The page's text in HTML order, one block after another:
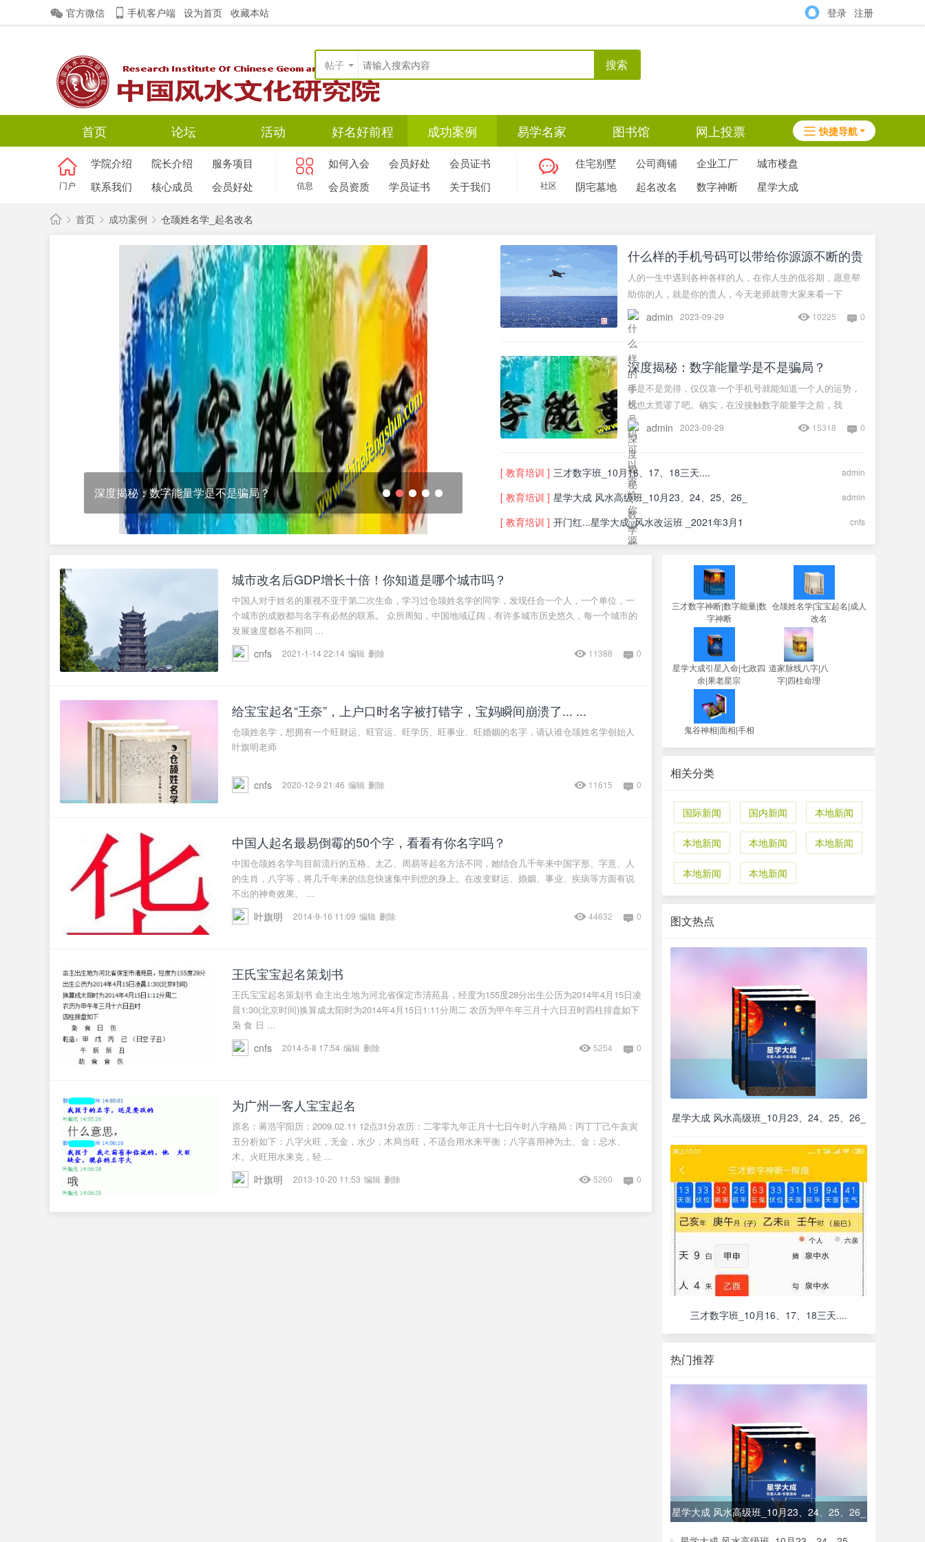
官方微信 手机客户端 设为首页 收藏本站 登录 注册
帖子 搜索
快捷导航
首页 论坛 活动 好名好前程 成功案例 易学名家 图书馆 网上投票
门户
学院介绍 院长介绍
服务项目
联系我们
核心成员 会员好处 信息
如何入会 会员好处
会员证书
会员资质
学员证书 关于我们 社区
住宅别墅 公司商铺 企业工厂
城市楼盘
阴宅墓地
起名改名 数字神断 星学大成
首页 成功案例
›
仓颉姓名学_起名改名
数字能量学是骗局吗？ 付姓和叶姓合体名字
1 2 3 4
什么样的手机号码可以带给你源源不断的贵
人
人的一生中遇到各种各样的人，在你人生的低谷期，愿意帮
助你的人，就是你的贵人，今天老师就带大家来看一下
admin 2023-09-29 0
10225
深度揭秘：数字能量学是不是骗局？
你是不是觉得，仅仅靠一个手机号就能知道一个人的运势，
这也太荒谬了吧。确实，在没接触数字能量学之前，我
admin 2023-09-29 0
15318
[ 教育培训 ] 三才数字班_10月16、17、18三天.... admin
[ 教育培训 ] 星学大成 风水高级班_10月23、24、25、26_ admin
[ 教育培训 ] 开门红...星学大成_风水改运班 _2021年3月1 cnfs
城市改名后GDP增长十倍！你知道是哪个城市吗？
中国人对于姓名的重视不亚于第二次生命，学习过仓颉姓名学的同学，发现任合一个人，一个单位，一
个城市的成败都与名字有必然的联系。 众所周知，中国地域辽阔，有许多城市历史悠久，每一个城市的
发展速度都各不相同 ...
cnfs 2021-1-14 22:14 编辑 删除 0
11388
给宝宝起名“王奈”，上户口时名字被打错字，宝妈瞬间崩溃了... ...
仓颉姓名学，想拥有一个旺财运、旺官运、旺学历、旺事业、旺婚姻的名字，请认谁仓颉姓名学创始人
叶旗明老师
cnfs 2020-12-9 21:46 编辑 删除 0
11615
中国人起名最易倒霉的50个字，看看有你名字吗？
中国仓颉姓名学与目前流行的五格、太乙、周易等起名方法不同，她结合几千年来中国字形、字意、人
的生肖，八字等，将几千年来的信息快速集中到您的身上。在改变财运、婚姻、事业、疾病等方面有说
不出的神奇效果。 ...
叶旗明 2014-9-16 11:09 编辑 删除 0
44632
王氏宝宝起名策划书
王氏宝宝起名策划书 命主出生地为河北省保定市清苑县，经度为155度28分出生公历为2014年4月15日凌
晨1:30(北京时间)换算成太阳时为2014年4月15日1:11分周二 农历为甲午年三月十六日丑时四柱排盘如下
枭 食 日 ...
cnfs 2014-5-8 17:54 编辑 删除 0
5254
为广州一客人宝宝起名
原名：蒋浩宇阳历：2009.02.11 12点31分农历：二零零九年正月十七日午时八字格局：丙丁丁己午亥寅
丑分析如下：八字火旺，无金，水少，木局当旺，不适合用水来平衡；八字喜用神为土、金；忌水、
木。火旺用水来克，轻 ...
叶旗明 2013-10-20 11:53 编辑 删除 0
5260
三才数字神断|数字能量|数
字神断
仓颉姓名学|宝宝起名|成人
改名
星学大成引星入命|七政四
余|果老星宗
道家脉线八字|八
字|四柱命理
鬼谷神相|面相|手相
相关分类
国际新闻 国内新闻 本地新闻
本地新闻 本地新闻 本地新闻
本地新闻 本地新闻
图文热点
星学大成 风水高级班_10月23、24、25、26_
三才数字班_10月16、17、18三天....
热门推荐
星学大成 风水高级班_10月23、24、25、26_